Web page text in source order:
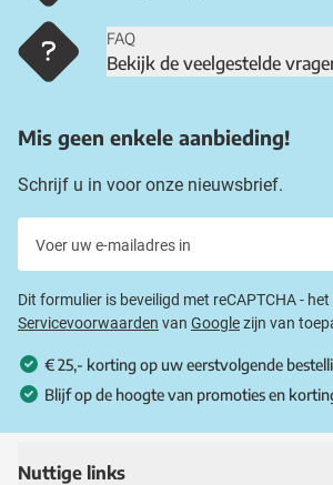
FAQ
Bekijk de veelgestelde
Mis geen enkele aanbieding!
Schrijf u in voor onze nieuwsbrief.
Dit formulier is beveiligd met reCAPTCHA - het
Servicevoorwaarden van Googlezijn van
€ 25,- korting op uw eerstvolgende
Blijf op de hoogte van promoties en
Nuttige links